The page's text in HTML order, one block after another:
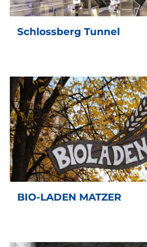
Schlossberg Tunnel
BIO-LADEN MATZER